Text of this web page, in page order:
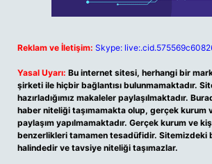
Reklam ve İletişim: Skype:
Yasal Uyarı: Bu internet sitesi, herhangi bir
şirketi ile hiçbir bağlantısı bulunmamaktadır.
hazırladığımız makaleler paylaşılmaktadır.
haber niteliği taşımamakta olup, gerçek kurum
paylaşım yapılmamaktadır. Gerçek kurum ve
benzerlikleri tamamen tesadüfidir. Sitemizdeki
halindedir ve tavsiye niteliği taşımazlar.